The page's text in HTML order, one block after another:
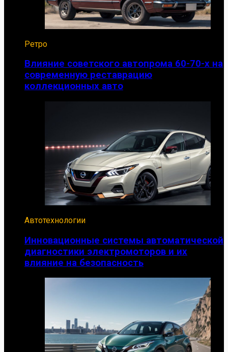
Ретро
Влияние советского автопрома 60-70-х на
современную реставрацию
коллекционных авто
Автотехнологии
Инновационные системы автоматической
диагностики электромоторов и их
влияние на безопасность